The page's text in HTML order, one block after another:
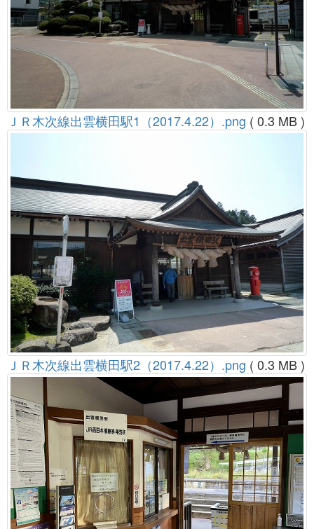
ＪＲ木次線出雲横田駅1（2017.4.22）.png ( 0.3 MB )
ＪＲ木次線出雲横田駅2（2017.4.22）.png ( 0.3 MB )